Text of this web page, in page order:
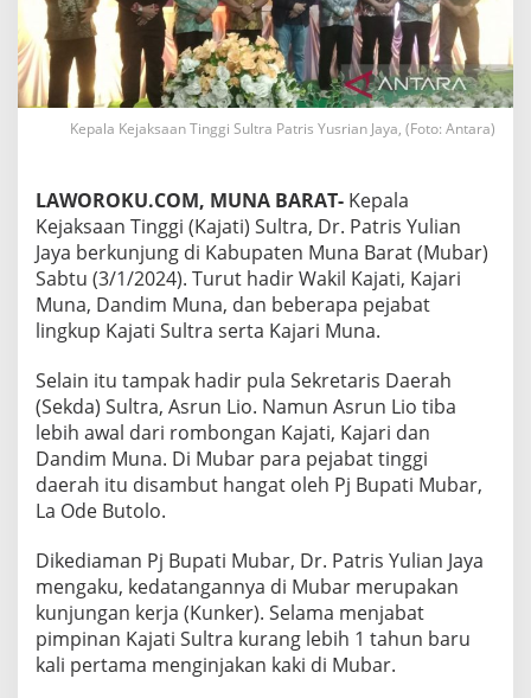
Kepala Kejaksaan Tinggi Sultra Patris Yusrian Jaya, (Foto: Antara)
LAWOROKU.COM, MUNA BARAT- Kepala
Kejaksaan Tinggi (Kajati) Sultra, Dr. Patris Yulian
Jaya berkunjung di Kabupaten Muna Barat (Mubar)
Sabtu (3/1/2024). Turut hadir Wakil Kajati, Kajari
Muna, Dandim Muna, dan beberapa pejabat
lingkup Kajati Sultra serta Kajari Muna.
Selain itu tampak hadir pula Sekretaris Daerah
(Sekda) Sultra, Asrun Lio. Namun Asrun Lio tiba
lebih awal dari rombongan Kajati, Kajari dan
Dandim Muna. Di Mubar para pejabat tinggi
daerah itu disambut hangat oleh Pj Bupati Mubar,
La Ode Butolo.
Dikediaman Pj Bupati Mubar, Dr. Patris Yulian Jaya
mengaku, kedatangannya di Mubar merupakan
kunjungan kerja (Kunker). Selama menjabat
pimpinan Kajati Sultra kurang lebih 1 tahun baru
kali pertama menginjakan kaki di Mubar.